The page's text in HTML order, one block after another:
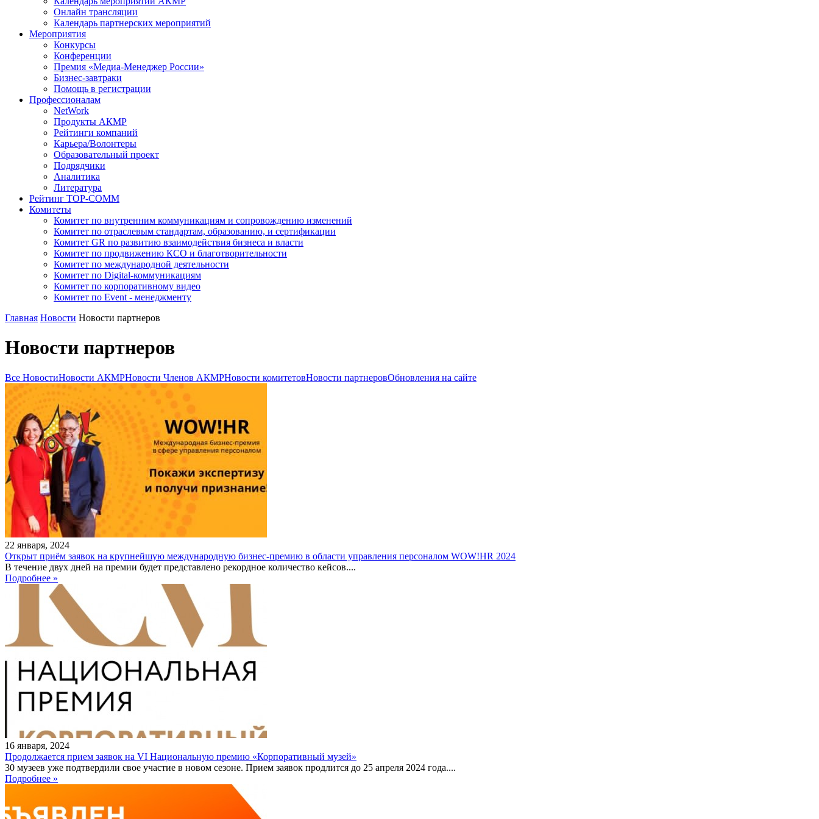
Онлайн трансляции
Календарь партнерских мероприятий
Мероприятия
Конкурсы
Конференции
Премия «Медиа-Менеджер России»
Бизнес-завтраки
Помощь в регистрации
Профессионалам
NetWork
Продукты АКМР
Рейтинги компаний
Карьера/Волонтеры
Образовательный проект
Подрядчики
Аналитика
Литература
Рейтинг TOP-COMM
Комитеты
Комитет по внутренним коммуникациям и сопровождению изменений
Комитет по отраслевым стандартам, образованию, и сертификации
Комитет GR по развитию взаимодействия бизнеса и власти
Комитет по продвижению КСО и благотворительности
Комитет по международной деятельности
Комитет по Digital-коммуникациям
Комитет по корпоративному видео
Комитет по Event - менеджменту
Главная Новости Новости партнеров
Новости партнеров
Все НовостиНовости АКМРНовости Членов АКМРНовости комитетовНовости партнеровОбновления на сайте
22 января, 2024
Открыт приём заявок на крупнейшую международную бизнес-премию в области управления персоналом WOW!HR 2024
В течение двух дней на премии будет представлено рекордное количество кейсов....
Подробнее »
16 января, 2024
Продолжается прием заявок на VI Национальную премию «Корпоративный музей»
30 музеев уже подтвердили свое участие в новом сезоне. Прием заявок продлится до 25 апреля 2024 года....
Подробнее »